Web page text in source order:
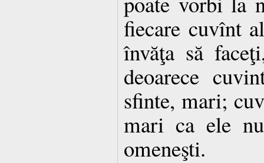
fiecare cuvînt
învăţa să
deoarece
sfinte, mari;
mari ca ele
omeneşti.